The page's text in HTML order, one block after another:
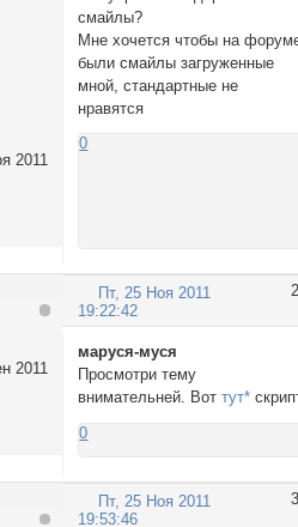
2011
смайлы?
Мне хочется чтобы на
были смайлы загруженные
мной, стандартные не
нравятся
0
2
Пт, 25 Ноя 2011
19:22:42
2011
маруся-муся
Просмотри тему
внимательней. Воттут*
0
3
Пт, 25 Ноя 2011
19:53:46